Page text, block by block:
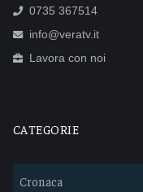
0735 367514
info@veratv.it
Lavora con noi
CATEGORIE
Cronaca